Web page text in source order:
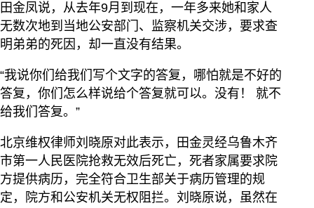
田金凤说，从去年9月到现在，一年多来她和家人
无数次地到当地公安部门、监察机关交涉，要求查
明弟弟的死因，却一直没有结果。
“我说你们给我们写个文字的答复，哪怕就是不好的
答复，你们怎么样说给个答复就可以。没有！ 就不
给我们答复。”
北京维权律师刘晓原对此表示，田金灵经乌鲁木齐
市第一人民医院抢救无效后死亡，死者家属要求院
方提供病历，完全符合卫生部关于病历管理的规
定，院方和公安机关无权阻拦。刘晓原说，虽然在